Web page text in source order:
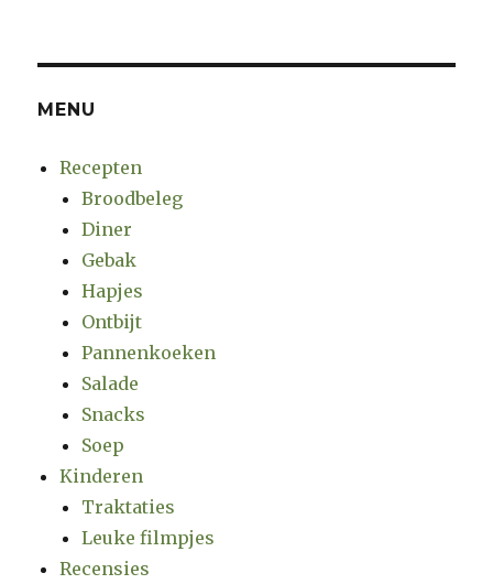
MENU
Recepten
Broodbeleg
Diner
Gebak
Hapjes
Ontbijt
Pannenkoeken
Salade
Snacks
Soep
Kinderen
Traktaties
Leuke filmpjes
Recensies